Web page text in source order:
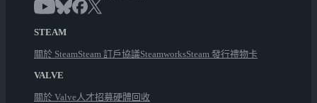
STEAM
關於 SteamSteam 訂戶協議SteamworksSteam 發行禮物卡
VALVE
關於 Valve人才招募硬體回收